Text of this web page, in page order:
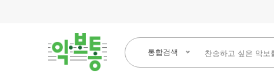
통합검색